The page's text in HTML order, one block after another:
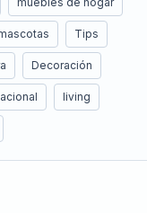
Tips
Decoración
living